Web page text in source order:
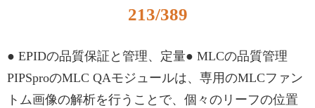
213/389
● EPIDの品質保証と管理、定量● MLCの品質管理
PIPSproのMLC QAモジュールは、専用のMLCファン
トム画像の解析を行うことで、個々のリーフの位置